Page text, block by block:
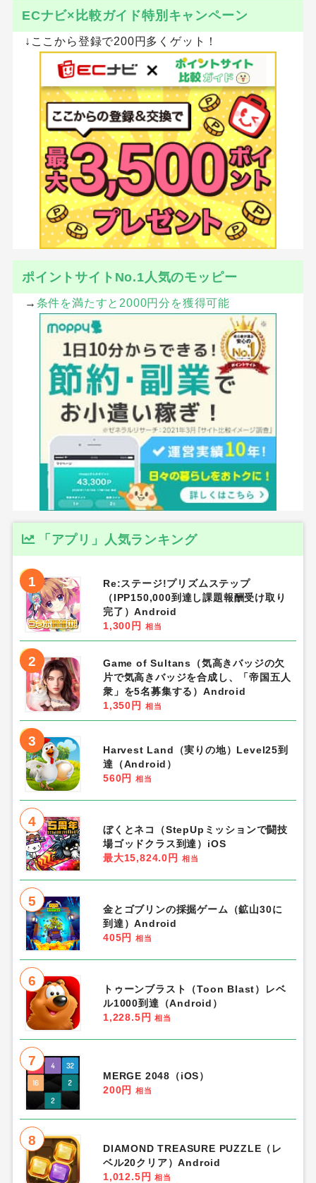
ECナビ×比較ガイド特別キャンペーン
↓ここから登録で200円多くゲット！
ポイントサイトNo.1人気のモッピー
→ 条件を満たすと2000円分を獲得可能
「アプリ」人気ランキング
1
Re:ステージ!プリズムステップ
（IPP150,000到達し課題報酬受け取り
完了）Android
1,300円
相当
2
Game of Sultans（気高きバッジの欠
片で気高きバッジを合成し、「帝国五人
衆」を5名募集する）Android
1,350円
相当
3
Harvest Land（実りの地）Level25到
達（Android）
560円
相当
4
ぼくとネコ（StepUpミッションで闘技
場ゴッドクラス到達）iOS
最大15,824.0円
相当
5
金とゴブリンの採掘ゲーム（鉱山30に
到達）Android
405円
相当
6
トゥーンブラスト（Toon Blast）レベ
ル1000到達（Android）
1,228.5円
相当
7
MERGE 2048（iOS）
200円
相当
8
DIAMOND TREASURE PUZZLE（レ
ベル20クリア）Android
1,012.5円
相当